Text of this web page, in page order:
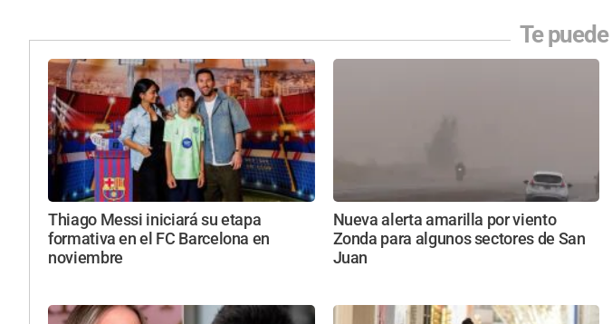
Te puede
Thiago Messi iniciará su etapa
formativa en el FC Barcelona en
noviembre
Nueva alerta amarilla por viento
Zonda para algunos sectores de San
Juan